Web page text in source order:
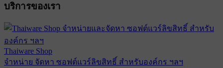
บริการของเรา
Thaiware Shop
จำหน่าย จัดหา ซอฟต์แวร์ลิขสิทธิ์ สำหรับองค์กร ฯลฯ